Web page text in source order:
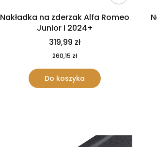
Nakładka na zderzak Alfa Romeo
Junior I 2024+
319,99 zł
260,15 zł
Do koszyka